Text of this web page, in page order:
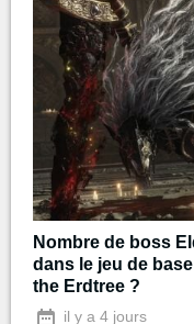
Nombre de boss
dans le jeu de
the Erdtree ?
il y a 4 jours